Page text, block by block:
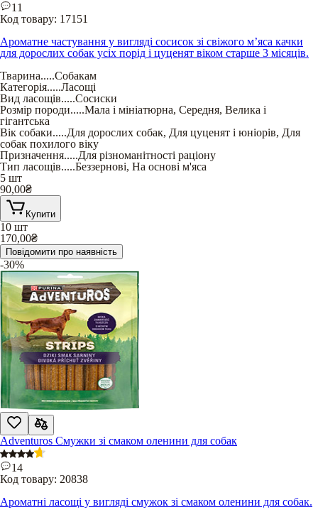
11
Код товару: 17151
Ароматне частування у вигляді сосисок зі свіжого м’яса качки
для дорослих собак усіх порід і цуценят віком старше 3 місяців.
Тварина.....Собакам
Категорія.....Ласощі
Вид ласощів.....Сосиски
Розмір породи.....Мала і мініатюрна, Середня, Велика і
гігантська
Вік собаки.....Для дорослих собак, Для цуценят і юніорів, Для
собак похилого віку
Призначення.....Для різноманітності раціону
Тип ласощів.....Беззернові, На основі м'яса
5 шт
90,00₴
Купити
10 шт
170,00₴
Повідомити про наявність
-30%
Adventuros Смужки зі смаком оленини для собак
14
Код товару: 20838
Ароматні ласощі у вигляді смужок зі смаком оленини для собак.